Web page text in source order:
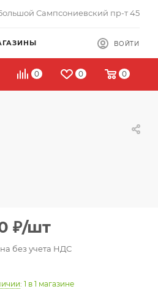
Сампсониевский пр-т 45
ВОЙТИ
0 0 0
₽/шт
без учета НДС
: 1 в 1 магазине